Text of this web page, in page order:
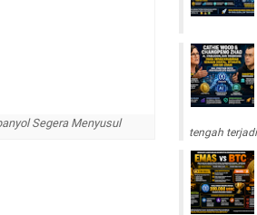
Segera Menyusul
tengah